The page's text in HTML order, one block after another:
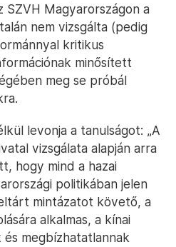
SZVH Magyarországon a
nem vizsgálta (pedig
kritikus
minősített
meg se próbál
levonja a tanulságot: „A
vizsgálata alapján arra
hogy mind a hazai
politikában jelen
mintázatot követő, a
alkalmas, a kínai
megbízhatatlannak